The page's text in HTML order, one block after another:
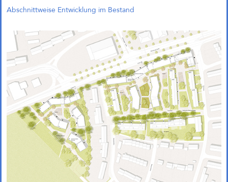
1. Preis und Beauftragung in
Gemeinsam mit Treibhaus
Landschaftsarchitekten freuen wir
uns, unseren 1. Preis im
Wettbewerb „Zukunftsquartier
Piek 17 – Produktives Stadtquartier
am Grünen Hafenbecken“ in
Bremen nun offiziell bekanngeben
zu können. Der Wettbewerb wurde
bereits Mitte 2024 entschieden
und unsere Arbeitsgemeinschaft
wurde beauftragt, das Projekt im
Rahmen eines städtebaulichen
Entwurfs weiterzuentwickeln.
Abschnittweise Entwicklung im Bestand